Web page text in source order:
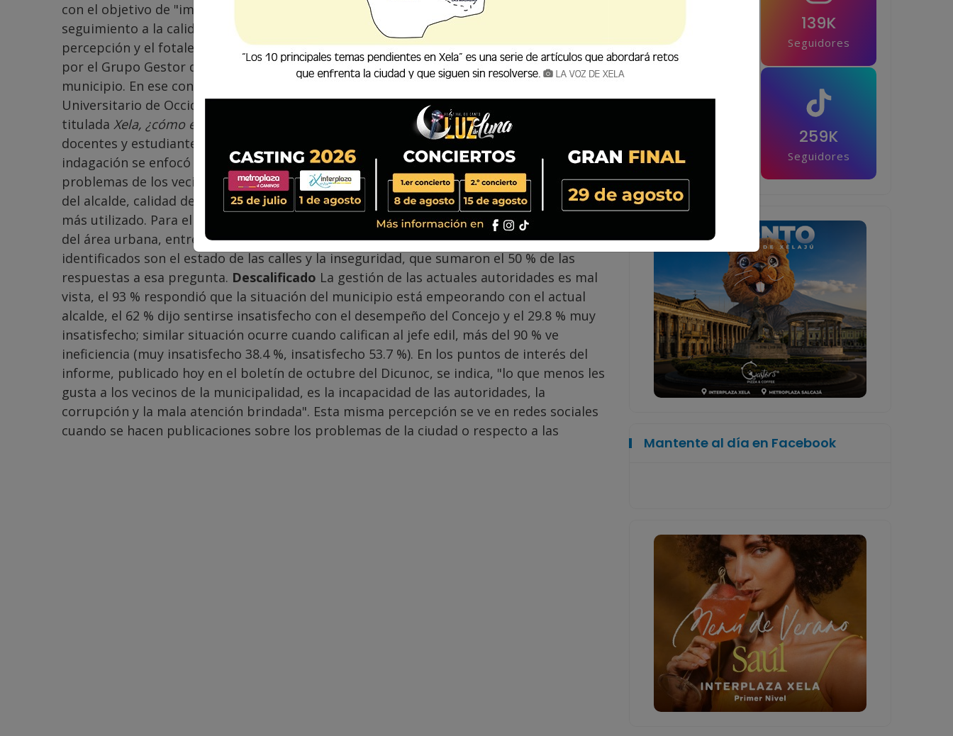
con el objetivo de "impulsar en la ciudad un proyecto de control ciudadano que dé
seguimiento a la calidad de vida de los quetzaltecos, a través de indicadores técnicos, de
percepción y el fotalecimiento de la participación ciudadana. En el evento, organizado
por el Grupo Gestor de Quetzaltenango, participaron líderes de opinión y de acción en el
municipio. En ese contexto, la Dirección General del Sistema de Investigación del Centro
Universitario de Occidente (Dicunoc) presentó los resultados de la encuesta de opinión
titulada Xela, ¿cómo estamos?
, desarrollada por Jorge Lemus, investigador, con apoyo de
docentes y estudiantes de la carrera de Contaduría pública y auditoría. El trabajo de
indagación se enfocó en recopilar información de los siguientes ejes: principales
problemas de los vecinos de la ciudad, seguridad, percepción del trabajo del Concejo y
del alcalde, calidad de servicios médicos y de educación, y cuál es el medio de transporte
más utilizado. Para ello, entrevistaron personalmente a 523 habitantes del municipio,
del área urbana, entre el 6 y 10 de octubre de este año. Los principales problemas
identificados son el estado de las calles y la inseguridad, que sumaron el 50 % de las
respuestas a esa pregunta. Descalificado La gestión de las actuales autoridades es mal
vista, el 93 % respondió que la situación del municipio está empeorando con el actual
alcalde, el 62 % dijo sentirse insatisfecho con el desempeño del Concejo y el 29.8 % muy
insatisfecho; similar situación ocurre cuando califican al jefe edil, más del 90 % ve
ineficiencia (muy insatisfecho 38.4 %, insatisfecho 53.7 %). En los puntos de interés del
informe, publicado hoy en el boletín de octubre del Dicunoc, se indica, "lo que menos les
gusta a los vecinos de la municipalidad, es la incapacidad de las autoridades, la
corrupción y la mala atención brindada". Esta misma percepción se ve en redes sociales
cuando se hacen publicaciones sobre los problemas de la ciudad o respecto a las
Seguidores
139K
Seguidores
Seguidores
259K
Seguidores
Mantente al día en Facebook